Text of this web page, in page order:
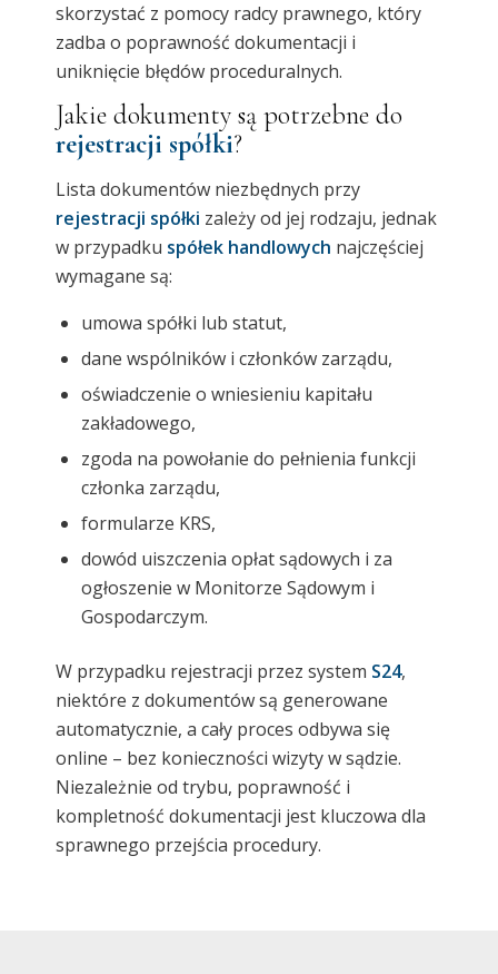
skorzystać z pomocy radcy prawnego, który
zadba o poprawność dokumentacji i
uniknięcie błędów proceduralnych.
Jakie dokumenty są potrzebne do
rejestracji spółki?
Lista dokumentów niezbędnych przy
rejestracji spółki zależy od jej rodzaju, jednak
w przypadku spółek handlowych najczęściej
wymagane są:
umowa spółki lub statut,
dane wspólników i członków zarządu,
oświadczenie o wniesieniu kapitału
zakładowego,
zgoda na powołanie do pełnienia funkcji
członka zarządu,
formularze KRS,
dowód uiszczenia opłat sądowych i za
ogłoszenie w Monitorze Sądowym i
Gospodarczym.
W przypadku rejestracji przez system S24,
niektóre z dokumentów są generowane
automatycznie, a cały proces odbywa się
online – bez konieczności wizyty w sądzie.
Niezależnie od trybu, poprawność i
kompletność dokumentacji jest kluczowa dla
sprawnego przejścia procedury.